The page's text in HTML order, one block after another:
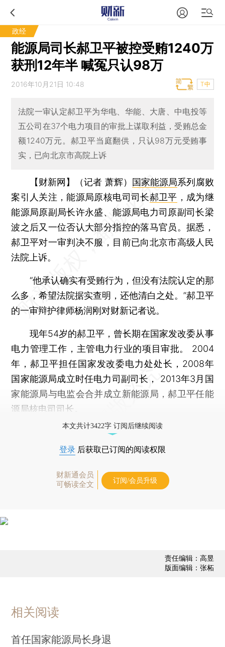
政经
能源局司长郝卫平被控受贿1240万
获刑12年半 喊冤只认98万
2016年10月21日 10:48 T中
法院一审认定郝卫平为华电、华能、大唐、中电投等
五公司在37个电力项目的审批上谋取利益，受贿总金
额1240万元。郝卫平当庭翻供，只认98万元受贿事
实，已向北京市高院上诉
【财新网】（记者 萧辉） 国家能源局系列腐败
案引人关注，能源局原核电司司长郝卫平 ，成为继
能源局原副局长许永盛、能源局电力司原副司长梁
波之后又一位否认大部分指控的落马官员。据悉，
郝卫平对一审判决不服，目前已向北京市高级人民
法院上诉。
“他承认确实有受贿行为，但没有法院认定的那
么多，希望法院据实查明，还他清白之处。”郝卫平
的一审辩护律师杨润刚对财新记者说。
现年54岁的郝卫平，曾长期在国家发改委从事
电力管理工作，主管电力行业的项目审批。 2004
年，郝卫平担任国家发改委电力处处长，2008年
国家能源局成立时任电力司副司长， 2013年3月国
家能源局与电监会合并成立新能源局，郝卫平任能
源局核电司司长。
本文共计3422字 订阅后继续阅读
登录 后获取已订阅的阅读权限
财新通会员
可畅读全文
订阅/会员升级
责任编辑：高昱
版面编辑：张柘
相关阅读
首任国家能源局长身退